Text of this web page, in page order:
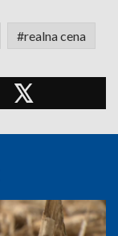
#realna cena